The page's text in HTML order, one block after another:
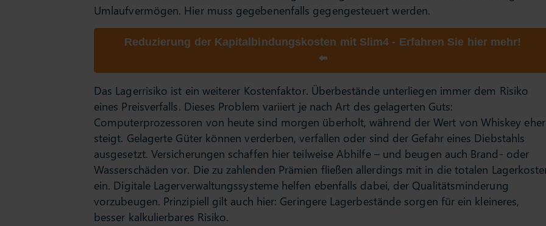
Umlaufvermögen. Hier muss gegebenenfalls gegengesteuert werden.
Reduzierung der Kapitalbindungskosten mit Slim4 - Erfahren Sie hier mehr!
⬅️
Das Lagerrisiko ist ein weiterer Kostenfaktor. Überbestände unterliegen immer dem Risiko
eines Preisverfalls. Dieses Problem variiert je nach Art des gelagerten Guts:
Computerprozessoren von heute sind morgen überholt, während der Wert von Whiskey eher
steigt. Gelagerte Güter können verderben, verfallen oder sind der Gefahr eines Diebstahls
ausgesetzt. Versicherungen schaffen hier teilweise Abhilfe – und beugen auch Brand- oder
Wasserschäden vor. Die zu zahlenden Prämien fließen allerdings mit in die totalen
ein. Digitale Lagerverwaltungssysteme helfen ebenfalls dabei, der Qualitätsminderung
vorzubeugen. Prinzipiell gilt auch hier: Geringere Lagerbestände sorgen für ein kleineres,
besser kalkulierbares Risiko.